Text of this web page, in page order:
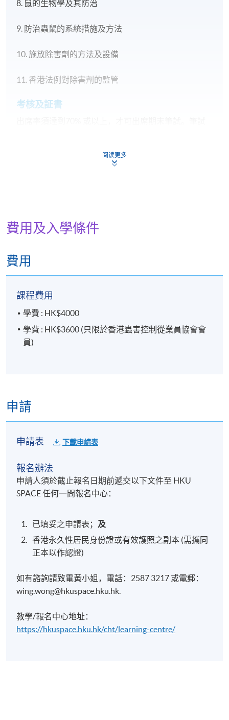
8. 鼠的生物學及其防治
9. 防治蟲鼠的系統措施及方法
10. 施放除害劑的方法及設備
11. 香港法例對除害劑的監管
考核及証書
修業期
香港大學專業進修學院教學中心
阅读更多
費用及入學條件
費用
課程費用
學費 : HK$4000
學費 : HK$3600 (只限於香港蟲害控制從業員協會會
員)
申請
申請表 下載申請表
報名辦法
申請人須於截止報名日期前遞交以下文件至 HKU
SPACE 任何一間報名中心：
已填妥之申請表； 及
香港永久性居民身份證或有效護照之副本 (需攜同
正本以作認證)
如有諮詢請致電黃小姐，電話：2587 3217 或電郵：
wing.wong@hkuspace.hku.hk.
教學/報名中心地址：
https://hkuspace.hku.hk/cht/learning-centre/